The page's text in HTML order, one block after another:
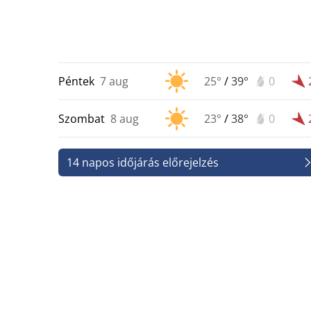
Péntek 7 aug 25° /39° 0
Szombat 8 aug 23° /38° 0
14 napos időjárás előrejelzés